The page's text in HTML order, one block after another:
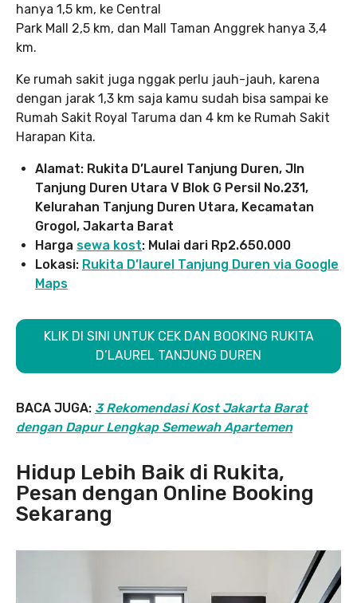
hanya 1,5 km, ke Central
Park Mall 2,5 km, dan Mall Taman Anggrek hanya 3,4
km.
Ke rumah sakit juga nggak perlu jauh-jauh, karena
dengan jarak 1,3 km saja kamu sudah bisa sampai ke
Rumah Sakit Royal Taruma dan 4 km ke Rumah Sakit
Harapan Kita.
Alamat: Rukita D’Laurel Tanjung Duren, Jln
Tanjung Duren Utara V Blok G Persil No.231,
Kelurahan Tanjung Duren Utara, Kecamatan
Grogol, Jakarta Barat
Harga sewa kost: Mulai dari Rp2.650.000
Lokasi: Rukita D’laurel Tanjung Duren via Google
Maps
KLIK DI SINI UNTUK CEK DAN BOOKING RUKITA
D’LAUREL TANJUNG DUREN
BACA JUGA: 3 Rekomendasi Kost Jakarta Barat
dengan Dapur Lengkap Semewah Apartemen
Hidup Lebih Baik di Rukita,
Pesan dengan Online Booking
Sekarang